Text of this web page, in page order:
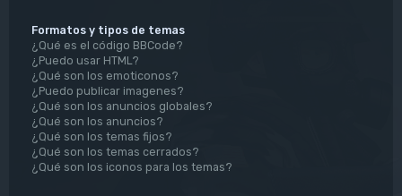
Formatos y tipos de temas
¿Qué es el código BBCode?
¿Puedo usar HTML?
¿Qué son los emoticonos?
¿Puedo publicar imagenes?
¿Qué son los anuncios globales?
¿Qué son los anuncios?
¿Qué son los temas fijos?
¿Qué son los temas cerrados?
¿Qué son los iconos para los temas?